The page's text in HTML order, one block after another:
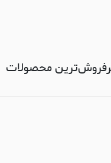
محصولات